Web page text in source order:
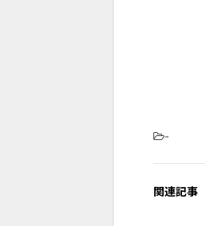
-
関連記事